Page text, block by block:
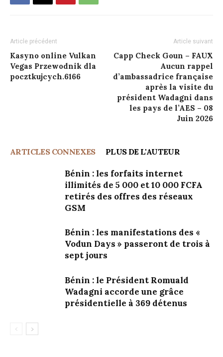
Article précédent
Kasyno online Vulkan
Vegas Przewodnik dla
pocztkujcych.6166
Article suivant
Capp Check Goun – FAUX
Aucun rappel
d’ambassadrice française
après la visite du
président Wadagni dans
les pays de l’AES – 08
Juin 2026
ARTICLES CONNEXES PLUS DE L'AUTEUR
Bénin : les forfaits internet
illimités de 5 000 et 10 000 FCFA
retirés des offres des réseaux
GSM
Bénin : les manifestations des «
Vodun Days » passeront de trois à
sept jours
Bénin : le Président Romuald
Wadagni accorde une grâce
présidentielle à 369 détenus